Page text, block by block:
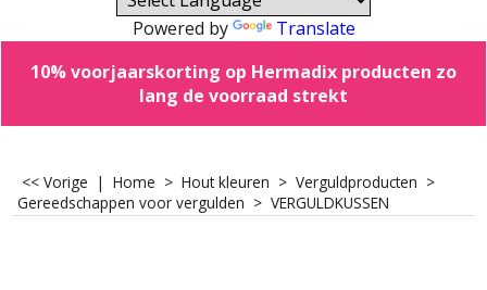
Powered by
Translate
10% voorjaarskorting op Hermadix producten zo
lang de voorraad strekt
<< Vorige | Home > Hout kleuren > Verguldproducten >
Gereedschappen voor vergulden > VERGULDKUSSEN